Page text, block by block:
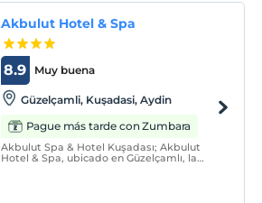
Akbulut Hotel & Spa
Muy buena
8.9
Güzelçamli, Kuşadasi, Aydin
Pague más tarde con Zumbara
Akbulut Spa & Hotel Kuşadası; Akbulut
Hotel & Spa, ubicado en Güzelçamlı, la